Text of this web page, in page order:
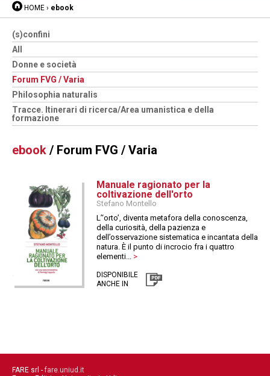
HOME › ebook
(s)confini
All
Donne e società
Forum FVG / Varia
Philosophia naturalis
Tracce. Itinerari di ricerca/Area umanistica e della
formazione
ebook / Forum FVG / Varia
Manuale ragionato per la
coltivazione dell'orto
Stefano Montello
L’‘orto’, diventa metafora della conoscenza,
della curiosità, della pazienza e
dell’osservazione sistematica e incantata della
natura. È il punto di incrocio fra i quattro
elementi... >
DISPONIBILE
ANCHE IN
FARE srl - fare.uniud.it